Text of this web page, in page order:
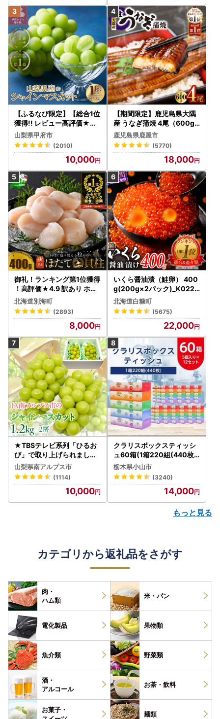
【ふるなび限定】【総合1位
獲得!! レビュー高評価★】
〈2026年度配送分〉山梨
県産 シャインマスカット 2
～3房（1.0kg以上）シャイ
ン フルーツ FN-Limited-S
P
山梨県甲府市
(2010)
10,000
【期間限定】鹿児島県大隅
産 うなぎ蒲焼 4尾（600g
） KN007-004-04-cp18
うなぎ 鰻 魚 惣菜 総菜
鹿児島県鹿屋市
(5770)
18,000
御礼！ランキング第1位獲得
！高評価★4.9 訳あり ホタ
テ 400g（ほたて 帆立 貝柱
冷凍 ）
北海道別海町
(2893)
8,000
いくら醤油漬（鮭卵） 400
g(200g×2パック)_K022-
1676
北海道白糠町
(5675)
22,000
★TBSテレビ系列「ひるお
び」で取り上げられました
！★＜2026年発送先行予
約＞絶品！南アルプス市産
シャインマスカット1.2kg A
LPAA003 | 人気 山梨産 高
評価 ランキング おすすめ |
山梨県南アルプス市
(1114)
10,000
クラリスボックスティッシ
ュ60箱(1箱220組(440枚))
(5個入り×12セット)【配送
不可地域：離島・沖縄県】
【1256759】
栃木県小山市
(3240)
14,000
もっと見る
カテゴリから返礼品をさがす
肉・
ハム類
米・パン
電化製品 果物類
魚介類 野菜類
酒・
アルコール
お茶・ 飲料
お菓子・
麺類